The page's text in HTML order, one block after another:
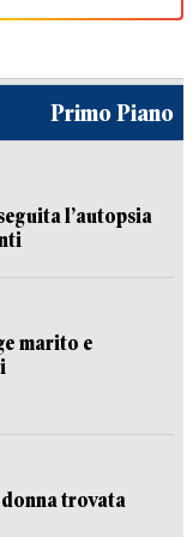
Primo Piano
l’autopsia
marito e
trovata